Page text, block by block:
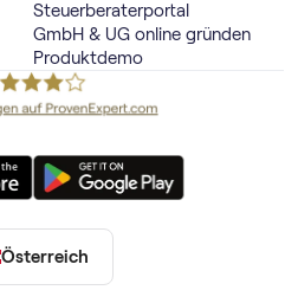
Steuerberaterportal
GmbH & UG online gründen
Produktdemo
Österreich